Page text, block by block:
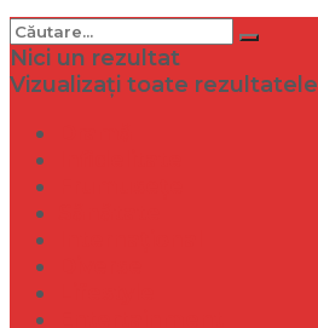
Nici un rezultat
Vizualizați toate rezultatele